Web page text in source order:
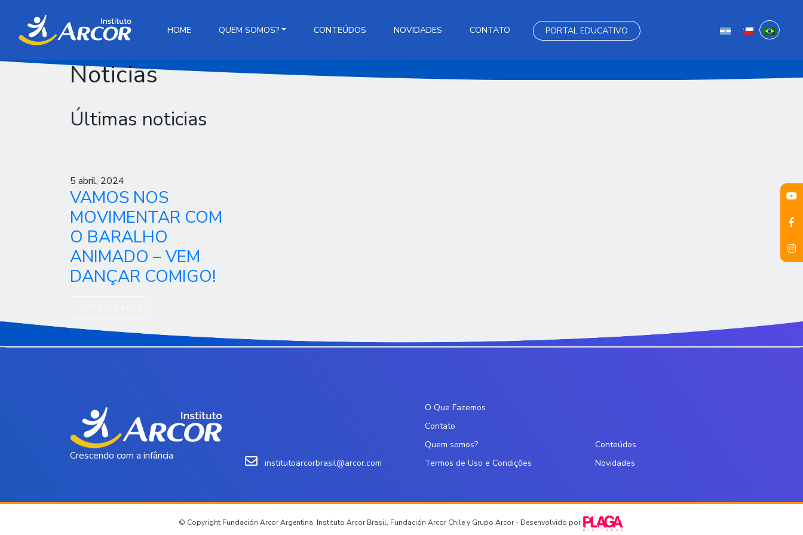
HOME QUEM SOMOS? CONTEÚDOS NOVIDADES CONTATO PORTAL EDUCATIVO
Noticias
Últimas noticias
5 abril, 2024
VAMOS NOS
MOVIMENTAR COM
O BARALHO
ANIMADO – VEM
DANÇAR COMIGO!
Crescendo com a infância
institutoarcorbrasil@arcor.com
O Que Fazemos
Contato
Quem somos?
Termos de Uso e Condições
Conteúdos
Novidades
© Copyright Fundación Arcor Argentina, Instituto Arcor Brasil, Fundación Arcor Chile y Grupo Arcor - Desenvolvido por